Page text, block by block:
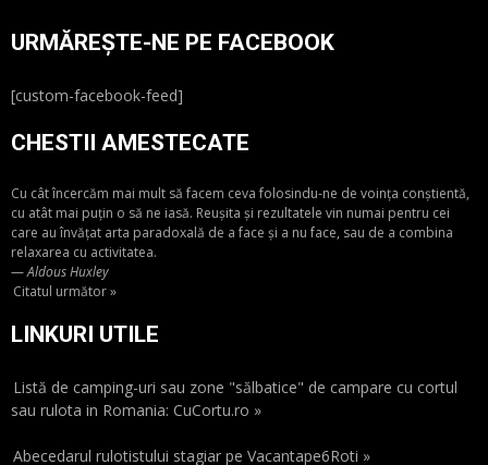
URMĂREȘTE-NE PE FACEBOOK
[custom-facebook-feed]
CHESTII AMESTECATE
Cu cât încercăm mai mult să facem ceva folosindu-ne de voința conștientă,
cu atât mai puțin o să ne iasă. Reușita și rezultatele vin numai pentru cei
care au învățat arta paradoxală de a face și a nu face, sau de a combina
relaxarea cu activitatea.
—Aldous Huxley
Citatul următor »
LINKURI UTILE
Listă de camping-uri sau zone "sălbatice" de campare cu cortul
sau rulota in Romania: CuCortu.ro »
Abecedarul rulotistului stagiar pe Vacantape6Roti »